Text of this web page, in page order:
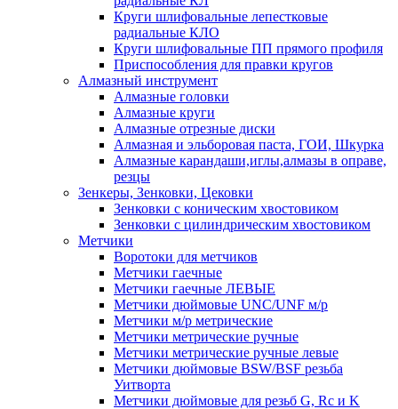
Круги шлифовальные лепестковые
радиальные КЛО
Круги шлифовальные ПП прямого профиля
Приспособления для правки кругов
Алмазный инструмент
Алмазные головки
Алмазные круги
Алмазные отрезные диски
Алмазная и эльборовая паста, ГОИ, Шкурка
Алмазные карандаши,иглы,алмазы в оправе,
резцы
Зенкеры, Зенковки, Цековки
Зенковки с коническим хвостовиком
Зенковки с цилиндрическим хвостовиком
Метчики
Воротоки для метчиков
Метчики гаечные
Метчики гаечные ЛЕВЫЕ
Метчики дюймовые UNC/UNF м/р
Метчики м/р метрические
Метчики метрические ручные
Метчики метрические ручные левые
Метчики дюймовые BSW/BSF резьба
Уитворта
Метчики дюймовые для резьб G, Rc и K